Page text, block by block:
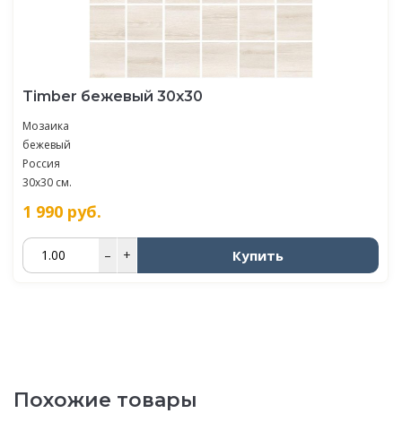
Timber бежевый 30х30
Мозаика
бежевый
Россия
30x30 см.
1 990 руб.
– + Купить
Похожие товары